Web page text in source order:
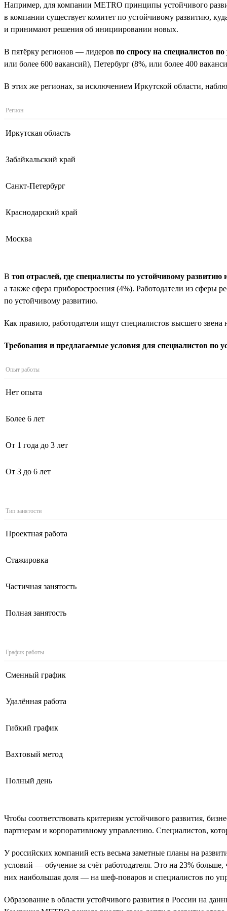
Например, для компании METRO принципы устойчивого
в компании существует комитет по устойчивому развитию,
и принимают решения об инициировании новых.
В пятёрку регионов — лидеров по спросу на специалистов
или более 600 вакансий), Петербург (8%, или более 400
В этих же регионах, за исключением Иркутской области,
Регион
Иркутская область
Забайкальский край
Санкт-Петербург
Краснодарский край
Москва
В топ отраслей, где специалисты по устойчивому развитию
а также сфера приборостроения (4%). Работодатели из сферы
по устойчивому развитию.
Как правило, работодатели ищут специалистов высшего
Требования и предлагаемые условия для специалистов по
Опыт работы
Нет опыта
Более 6 лет
От 1 года до 3 лет
От 3 до 6 лет
Тип занятости
Проектная работа
Стажировка
Частичная занятость
Полная занятость
График работы
Сменный график
Удалённая работа
Гибкий график
Вахтовый метод
Полный день
Чтобы соответствовать критериям устойчивого развития,
партнерам и корпоративному управлению. Специалистов,
У российских компаний есть весьма заметные планы на
условий — обучение за счёт работодателя. Это на 23%
них наибольшая доля — на шеф-поваров и специалистов по
Образование в области устойчивого развития в России на